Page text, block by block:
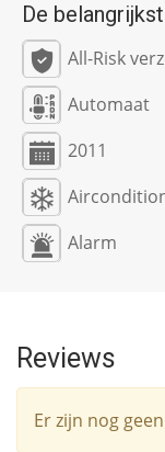
De
All-Risk
Automaat
2011
Alarm
Reviews
Er zijn nog